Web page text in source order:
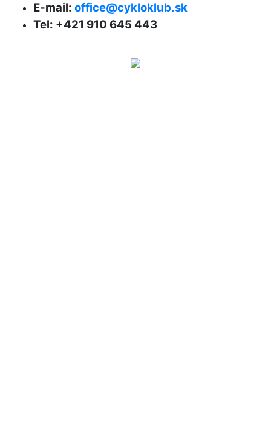
E-mail: office@cykloklub.sk
Tel: +421 910 645 443